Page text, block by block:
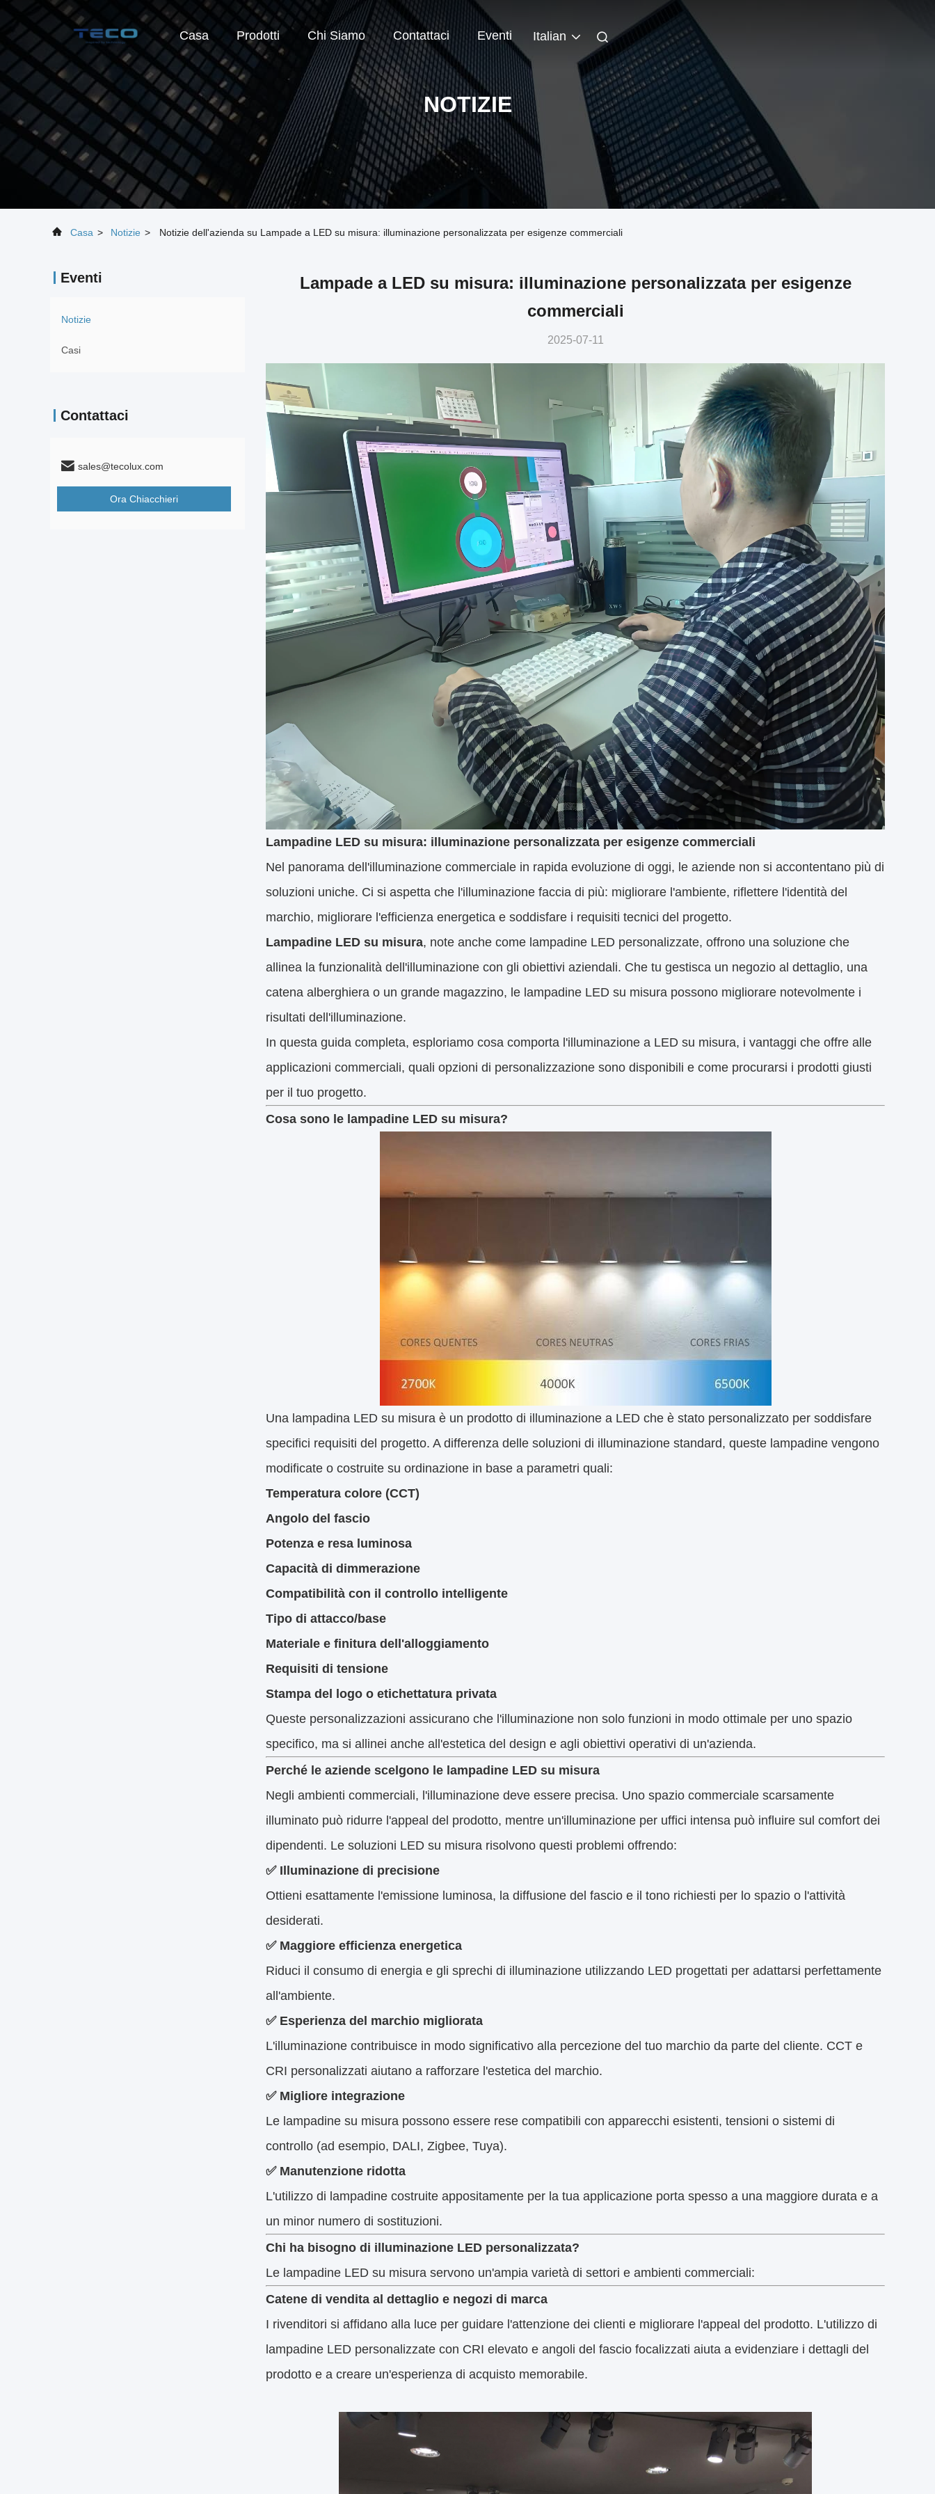
Casa Prodotti Chi Siamo Contattaci Eventi Italian
NOTIZIE
Casa > Notizie > Notizie dell'azienda su Lampade a LED su misura: illuminazione personalizzata per esigenze commerciali
Eventi
Notizie
Casi
Contattaci
sales@tecolux.com
Ora Chiacchieri
Lampade a LED su misura: illuminazione personalizzata per esigenze
commerciali
2025-07-11
Lampadine LED su misura: illuminazione personalizzata per esigenze commerciali
Nel panorama dell'illuminazione commerciale in rapida evoluzione di oggi, le aziende non si accontentano più di
soluzioni uniche. Ci si aspetta che l'illuminazione faccia di più: migliorare l'ambiente, riflettere l'identità del
marchio, migliorare l'efficienza energetica e soddisfare i requisiti tecnici del progetto.
Lampadine LED su misura, note anche come lampadine LED personalizzate, offrono una soluzione che
allinea la funzionalità dell'illuminazione con gli obiettivi aziendali. Che tu gestisca un negozio al dettaglio, una
catena alberghiera o un grande magazzino, le lampadine LED su misura possono migliorare notevolmente i
risultati dell'illuminazione.
In questa guida completa, esploriamo cosa comporta l'illuminazione a LED su misura, i vantaggi che offre alle
applicazioni commerciali, quali opzioni di personalizzazione sono disponibili e come procurarsi i prodotti giusti
per il tuo progetto.
Cosa sono le lampadine LED su misura?
Una lampadina LED su misura è un prodotto di illuminazione a LED che è stato personalizzato per soddisfare
specifici requisiti del progetto. A differenza delle soluzioni di illuminazione standard, queste lampadine vengono
modificate o costruite su ordinazione in base a parametri quali:
Temperatura colore (CCT)
Angolo del fascio
Potenza e resa luminosa
Capacità di dimmerazione
Compatibilità con il controllo intelligente
Tipo di attacco/base
Materiale e finitura dell'alloggiamento
Requisiti di tensione
Stampa del logo o etichettatura privata
Queste personalizzazioni assicurano che l'illuminazione non solo funzioni in modo ottimale per uno spazio
specifico, ma si allinei anche all'estetica del design e agli obiettivi operativi di un'azienda.
Perché le aziende scelgono le lampadine LED su misura
Negli ambienti commerciali, l'illuminazione deve essere precisa. Uno spazio commerciale scarsamente
illuminato può ridurre l'appeal del prodotto, mentre un'illuminazione per uffici intensa può influire sul comfort dei
dipendenti. Le soluzioni LED su misura risolvono questi problemi offrendo:
✅ Illuminazione di precisione
Ottieni esattamente l'emissione luminosa, la diffusione del fascio e il tono richiesti per lo spazio o l'attività
desiderati.
✅ Maggiore efficienza energetica
Riduci il consumo di energia e gli sprechi di illuminazione utilizzando LED progettati per adattarsi perfettamente
all'ambiente.
✅ Esperienza del marchio migliorata
L'illuminazione contribuisce in modo significativo alla percezione del tuo marchio da parte del cliente. CCT e
CRI personalizzati aiutano a rafforzare l'estetica del marchio.
✅ Migliore integrazione
Le lampadine su misura possono essere rese compatibili con apparecchi esistenti, tensioni o sistemi di
controllo (ad esempio, DALI, Zigbee, Tuya).
✅ Manutenzione ridotta
L'utilizzo di lampadine costruite appositamente per la tua applicazione porta spesso a una maggiore durata e a
un minor numero di sostituzioni.
Chi ha bisogno di illuminazione LED personalizzata?
Le lampadine LED su misura servono un'ampia varietà di settori e ambienti commerciali:
Catene di vendita al dettaglio e negozi di marca
I rivenditori si affidano alla luce per guidare l'attenzione dei clienti e migliorare l'appeal del prodotto. L'utilizzo di
lampadine LED personalizzate con CRI elevato e angoli del fascio focalizzati aiuta a evidenziare i dettagli del
prodotto e a creare un'esperienza di acquisto memorabile.